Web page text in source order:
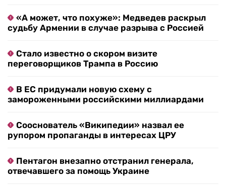
«А может, что похуже»: Медведев раскрыл
судьбу Армении в случае разрыва с Россией
Стало известно о скором визите
переговорщиков Трампа в Россию
В ЕС придумали новую схему с
замороженными российскими миллиардами
Сооснователь «Википедии» назвал ее
рупором пропаганды в интересах ЦРУ
Пентагон внезапно отстранил генерала,
отвечавшего за помощь Украине